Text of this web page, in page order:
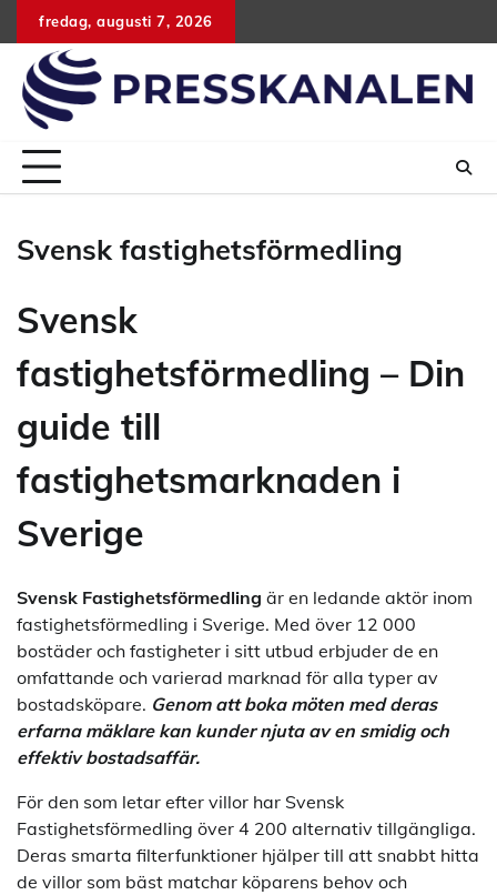
Hoppa
till
innehåll
fredag, augusti 7, 2026
Svensk fastighetsförmedling
Svensk
fastighetsförmedling – Din
guide till
fastighetsmarknaden i
Sverige
Svensk Fastighetsförmedling är en ledande aktör inom
fastighetsförmedling i Sverige. Med över 12 000
bostäder och fastigheter i sitt utbud erbjuder de en
omfattande och varierad marknad för alla typer av
bostadsköpare. Genom att boka möten med deras
erfarna mäklare kan kunder njuta av en smidig och
effektiv bostadsaffär.
För den som letar efter villor har Svensk
Fastighetsförmedling över 4 200 alternativ tillgängliga.
Deras smarta filterfunktioner hjälper till att snabbt hitta
de villor som bäst matchar köparens behov och